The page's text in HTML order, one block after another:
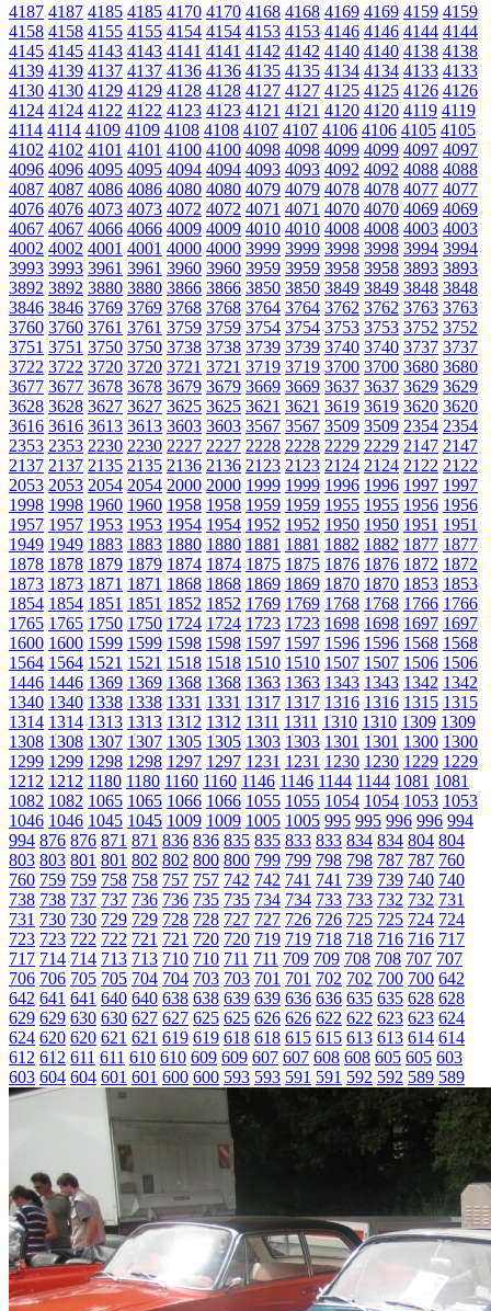
4187 4187 4185 4185 4170 4170 4168 4168 4169 4169 4159 4159
4158 4158 4155 4155 4154 4154 4153 4153 4146 4146 4144 4144
4145 4145 4143 4143 4141 4141 4142 4142 4140 4140 4138 4138
4139 4139 4137 4137 4136 4136 4135 4135 4134 4134 4133 4133
4130 4130 4129 4129 4128 4128 4127 4127 4125 4125 4126 4126
4124 4124 4122 4122 4123 4123 4121 4121 4120 4120 4119 4119
4114 4114 4109 4109 4108 4108 4107 4107 4106 4106 4105 4105
4102 4102 4101 4101 4100 4100 4098 4098 4099 4099 4097 4097
4096 4096 4095 4095 4094 4094 4093 4093 4092 4092 4088 4088
4087 4087 4086 4086 4080 4080 4079 4079 4078 4078 4077 4077
4076 4076 4073 4073 4072 4072 4071 4071 4070 4070 4069 4069
4067 4067 4066 4066 4009 4009 4010 4010 4008 4008 4003 4003
4002 4002 4001 4001 4000 4000 3999 3999 3998 3998 3994 3994
3993 3993 3961 3961 3960 3960 3959 3959 3958 3958 3893 3893
3892 3892 3880 3880 3866 3866 3850 3850 3849 3849 3848 3848
3846 3846 3769 3769 3768 3768 3764 3764 3762 3762 3763 3763
3760 3760 3761 3761 3759 3759 3754 3754 3753 3753 3752 3752
3751 3751 3750 3750 3738 3738 3739 3739 3740 3740 3737 3737
3722 3722 3720 3720 3721 3721 3719 3719 3700 3700 3680 3680
3677 3677 3678 3678 3679 3679 3669 3669 3637 3637 3629 3629
3628 3628 3627 3627 3625 3625 3621 3621 3619 3619 3620 3620
3616 3616 3613 3613 3603 3603 3567 3567 3509 3509 2354 2354
2353 2353 2230 2230 2227 2227 2228 2228 2229 2229 2147 2147
2137 2137 2135 2135 2136 2136 2123 2123 2124 2124 2122 2122
2053 2053 2054 2054 2000 2000 1999 1999 1996 1996 1997 1997
1998 1998 1960 1960 1958 1958 1959 1959 1955 1955 1956 1956
1957 1957 1953 1953 1954 1954 1952 1952 1950 1950 1951 1951
1949 1949 1883 1883 1880 1880 1881 1881 1882 1882 1877 1877
1878 1878 1879 1879 1874 1874 1875 1875 1876 1876 1872 1872
1873 1873 1871 1871 1868 1868 1869 1869 1870 1870 1853 1853
1854 1854 1851 1851 1852 1852 1769 1769 1768 1768 1766 1766
1765 1765 1750 1750 1724 1724 1723 1723 1698 1698 1697 1697
1600 1600 1599 1599 1598 1598 1597 1597 1596 1596 1568 1568
1564 1564 1521 1521 1518 1518 1510 1510 1507 1507 1506 1506
1446 1446 1369 1369 1368 1368 1363 1363 1343 1343 1342 1342
1340 1340 1338 1338 1331 1331 1317 1317 1316 1316 1315 1315
1314 1314 1313 1313 1312 1312 1311 1311 1310 1310 1309 1309
1308 1308 1307 1307 1305 1305 1303 1303 1301 1301 1300 1300
1299 1299 1298 1298 1297 1297 1231 1231 1230 1230 1229 1229
1212 1212 1180 1180 1160 1160 1146 1146 1144 1144 1081 1081
1082 1082 1065 1065 1066 1066 1055 1055 1054 1054 1053 1053
1046 1046 1045 1045 1009 1009 1005 1005 995 995 996 996 994
994 876 876 871 871 836 836 835 835 833 833 834 834 804 804
803 803 801 801 802 802 800 800 799 799 798 798 787 787 760
760 759 759 758 758 757 757 742 742 741 741 739 739 740 740
738 738 737 737 736 736 735 735 734 734 733 733 732 732 731
731 730 730 729 729 728 728 727 727 726 726 725 725 724 724
723 723 722 722 721 721 720 720 719 719 718 718 716 716 717
717 714 714 713 713 710 710 711 711 709 709 708 708 707 707
706 706 705 705 704 704 703 703 701 701 702 702 700 700 642
642 641 641 640 640 638 638 639 639 636 636 635 635 628 628
629 629 630 630 627 627 625 625 626 626 622 622 623 623 624
624 620 620 621 621 619 619 618 618 615 615 613 613 614 614
612 612 611 611 610 610 609 609 607 607 608 608 605 605 603
603 604 604 601 601 600 600 593 593 591 591 592 592 589 589